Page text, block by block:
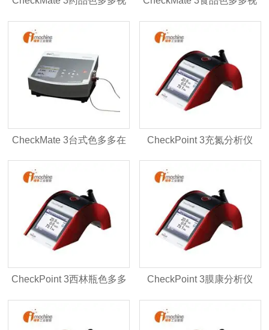
频网站入口 频网站入口
CheckMate 3台式色多多在
线观看视频
CheckPoint 3充氮分析仪
CheckPoint 3西林瓶色多多
视频网站入口
CheckPoint 3膜康分析仪